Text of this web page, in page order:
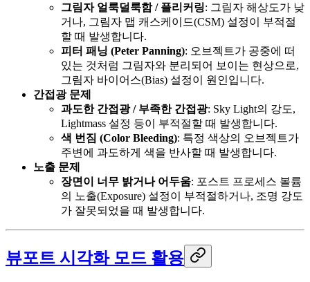
그림자 얼룩덜룩함 / 플리커링: 그림자 해상도가 낮
거나, 그림자 맵 캐스케이드(CSM) 설정이 부적절
할 때 발생합니다.
피터 패닝 (Peter Panning): 오브젝트가 공중에 떠
있는 것처럼 그림자와 분리되어 보이는 현상으로,
그림자 바이어스(Bias) 설정이 원인입니다.
간접광 문제
과도한 간접광 / 부족한 간접광: Sky Light의 강도,
Lightmass 설정 등이 부적절할 때 발생합니다.
색 번짐 (Color Bleeding): 특정 색상의 오브젝트가
주변에 과도하게 색을 반사할 때 발생합니다.
노출 문제
장면이 너무 밝거나 어두움: 포스트 프로세스 볼륨
의 노출(Exposure) 설정이 부적절하거나, 조명 강도
가 잘못되었을 때 발생합니다.
뷰포트 시각화 모드 활용